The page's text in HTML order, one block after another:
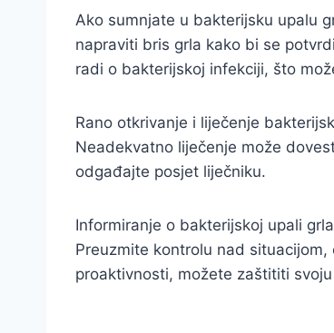
Ako sumnjate u bakterijsku upalu
napraviti bris grla kako bi se
radi o bakterijskoj infekciji, što
Rano otkrivanje i liječenje
Neadekvatno liječenje može
odgađajte posjet liječniku.
Informiranje o bakterijskoj upali
Preuzmite kontrolu nad
proaktivnosti, možete zaštititi